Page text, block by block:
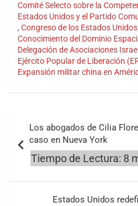
Comité Selecto sobre la
Estados Unidos y el Partido
, Congreso de los Estados Unidos
Conocimiento del Dominio
Delegación de Asociaciones
Ejército Popular de Liberación
Expansión militar china en
de
entradas
Los abogados de Cilia
caso en Nueva York
Estados Unidos